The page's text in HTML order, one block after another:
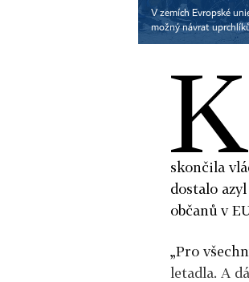
V zemích Evropské
možný návrat
K
skončila
dostalo
občanů v
„Pro
letadla. A